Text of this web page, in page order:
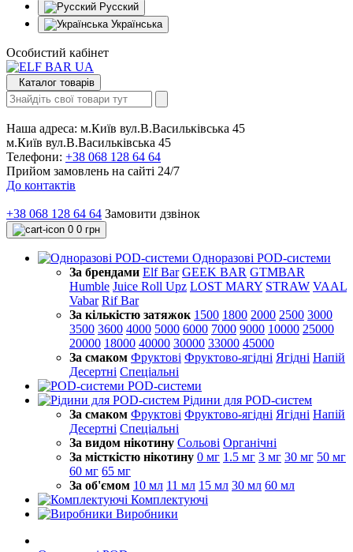
Русский
Українська
Особистий кабінет
Каталог товарів
Наша адреса: м.Київ вул.В.Васильківська 45
м.Київ вул.В.Васильківська 45
Телефони: +38 068 128 64 64
Прийом замовлень на сайті 24/7
До контактів
+38 068 128 64 64 Замовити дзвінок
0 0 грн
Одноразові POD-системи
За брендами Elf Bar GEEK BAR GTMBAR
Humble Juice Roll Upz LOST MARY STRAW VAAL
Vabar Rif Bar
За кількістю затяжок 1500 1800 2000 2500 3000
3500 3600 4000 5000 6000 7000 9000 10000 25000
20000 18000 40000 30000 33000 45000
За смаком Фруктові Фруктово-ягідні Ягідні Напій
Десертні Спеціальні
POD-системи
Рідини для POD-систем
За смаком Фруктові Фруктово-ягідні Ягідні Напій
Десертні Спеціальні
За видом нікотину Сольові Органічні
За місткістю нікотину 0 мг 1.5 мг 3 мг 30 мг 50 мг
60 мг 65 мг
За об'ємом 10 мл 11 мл 15 мл 30 мл 60 мл
Комплектуючі
Виробники